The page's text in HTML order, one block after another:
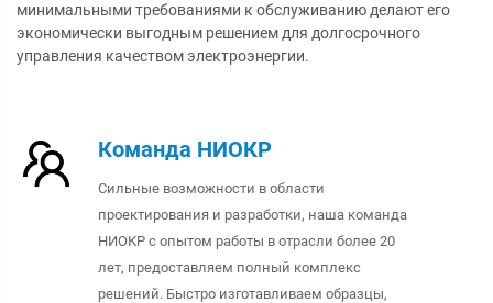
минимальными требованиями к обслуживанию делают его
экономически выгодным решением для долгосрочного
управления качеством электроэнергии.
Команда НИОКР
Сильные возможности в области
проектирования и разработки, наша команда
НИОКР с опытом работы в отрасли более 20
лет, предоставляем полный комплекс
решений. Быстро изготавливаем образцы,